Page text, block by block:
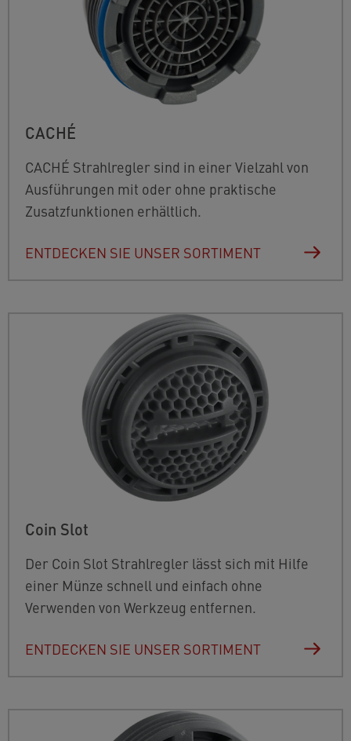
CACHÉ
CACHÉ Strahlregler sind in einer Vielzahl von
Ausführungen mit oder ohne praktische
Zusatzfunktionen erhältlich.
ENTDECKEN SIE UNSER SORTIMENT
Coin Slot
Der Coin Slot Strahlregler lässt sich mit Hilfe
einer Münze schnell und einfach ohne
Verwenden von Werkzeug entfernen.
ENTDECKEN SIE UNSER SORTIMENT